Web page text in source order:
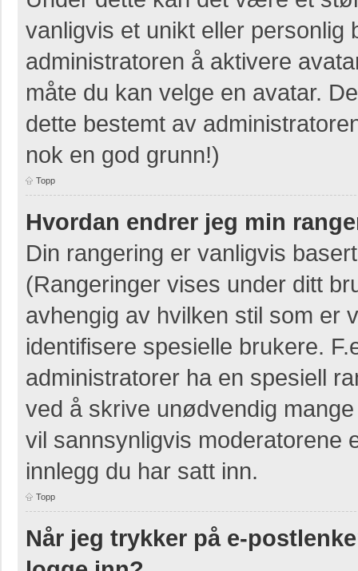
vanligvis et unikt eller personlig
administratoren å aktivere
måte du kan velge en avatar.
dette bestemt av
nok en god grunn!)
Topp
Hvordan endrer jeg min
Din rangering er vanligvis
(Rangeringer vises under ditt
avhengig av hvilken stil som er
identifisere spesielle brukere.
administratorer ha en spesiell
ved å skrive unødvendig
vil sannsynligvis moderatorene
innlegg du har satt inn.
Topp
Når jeg trykker på e-